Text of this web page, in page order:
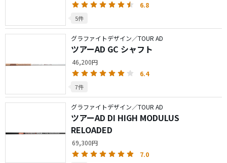
6.8
5件
グラファイトデザイン／TOUR AD
ツアーAD GC シャフト
46,200円
6.4
7件
グラファイトデザイン／TOUR AD
ツアーAD DI HIGH MODULUS
RELOADED
69,300円
7.0